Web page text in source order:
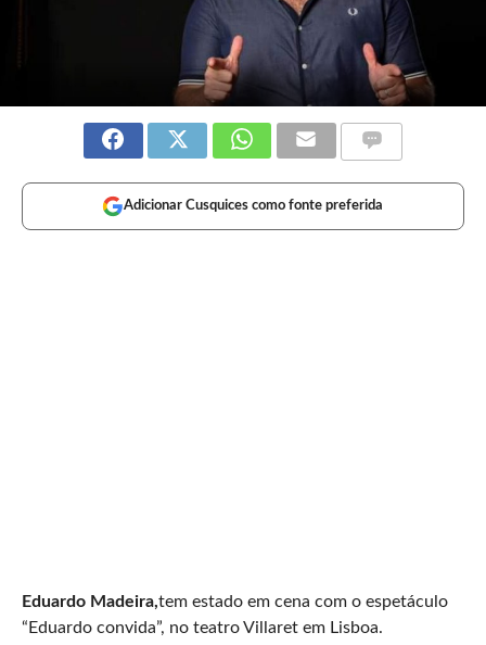
Adicionar Cusquices como fonte preferida
Eduardo Madeira,tem estado em cena com o espetáculo
“Eduardo convida”, no teatro Villaret em Lisboa.